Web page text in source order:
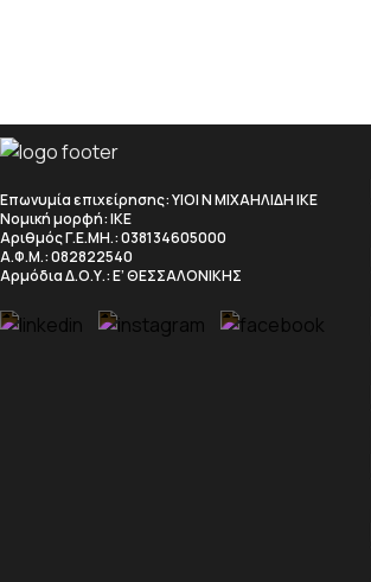
Επωνυμία επιχείρησης: ΥΙΟΙ Ν ΜΙΧΑΗΛΙΔΗ ΙΚΕ
Νομική μορφή: ΙΚΕ
Αριθμός Γ.Ε.ΜΗ.: 038134605000
Α.Φ.Μ.: 082822540
Αρμόδια Δ.Ο.Υ.: Ε’ ΘΕΣΣΑΛΟΝΙΚΗΣ